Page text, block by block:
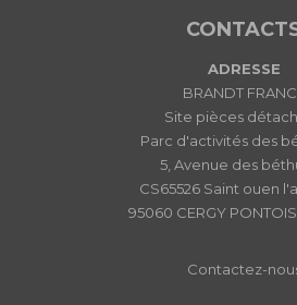
ADRESSE
BRANDT
Site pièces
Parc d'activités des
5, Avenue des
CS65526 Saint ouen
95060 CERGY
Contactez-